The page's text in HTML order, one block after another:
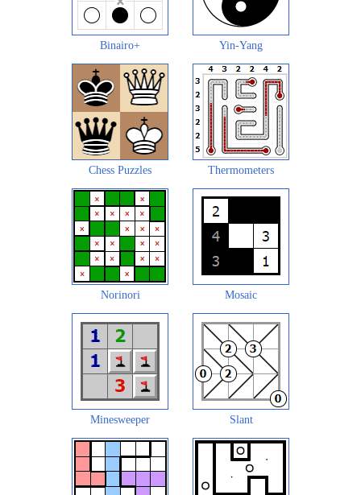
Binairo+ Yin-Yang
Chess Puzzles Thermometers
Norinori Mosaic
Minesweeper Slant